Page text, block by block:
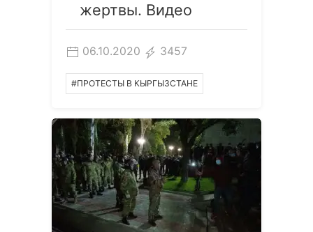
жертвы. Видео
06.10.2020 3457
#ПРОТЕСТЫ В КЫРГЫЗСТАНЕ